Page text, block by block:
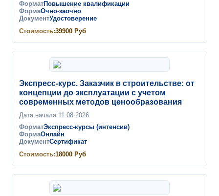
ФорматПовышение квалификации
ФормаОчно-заочно
ДокументУдостоверение
Стоимость:39900 Руб
Экспресс-курс. Заказчик в строительстве: от
концепции до эксплуатации с учетом
современных методов ценообразования
Дата начала:11.08.2026
ФорматЭкспресс-курсы (интенсив)
ФормаОнлайн
ДокументСертификат
Стоимость:18000 Руб